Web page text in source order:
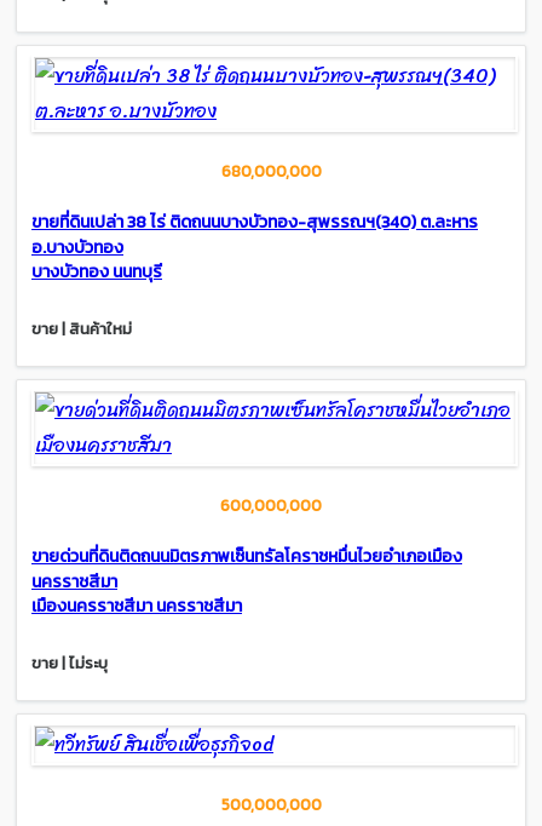
680,000,000
ขายที่ดินเปล่า 38 ไร่ ติดถนนบางบัวทอง-สุพรรณฯ(340) ต.ละหาร
อ.บางบัวทอง
บางบัวทอง นนทบุรี
ขาย | สินค้าใหม่
600,000,000
ขายด่วนที่ดินติดถนนมิตรภาพเซ็นทรัลโคราชหมื่นไวยอำเภอเมือง
นครราชสีมา
เมืองนครราชสีมา นครราชสีมา
ขาย | ไม่ระบุ
500,000,000